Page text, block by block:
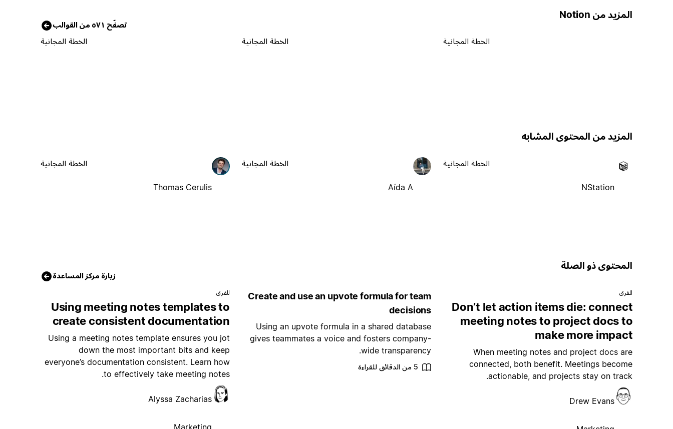
المزيد من Notion
تصفّح ٥٧١ من القوالب
الخطة المجانية الخطة المجانية الخطة المجانية
المزيد من المحتوى المشابه
NStation
الخطة المجانية
Aída A
الخطة المجانية
Thomas Cerulis
الخطة المجانية
المحتوى ذو الصلة
زيارة مركز المساعدة
للفرق
Don’t let action items die: connect
meeting notes to project docs to
make more impact
When meeting notes and project docs are
connected, both benefit. Meetings become
actionable, and projects stay on track.
Drew Evans
Create and use an upvote formula for team
decisions
Using an upvote formula in a shared database
gives teammates a voice and fosters company-
wide transparency.
5 من الدقائق للقراءة
للفرق
Using meeting notes templates to
create consistent documentation
Using a meeting notes template ensures you jot
down the most important bits and keep
everyone’s documentation consistent. Learn how
to effectively take meeting notes.
Alyssa Zacharias